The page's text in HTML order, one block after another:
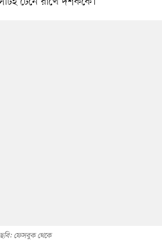
ছবি: ফেসবুক থেকে